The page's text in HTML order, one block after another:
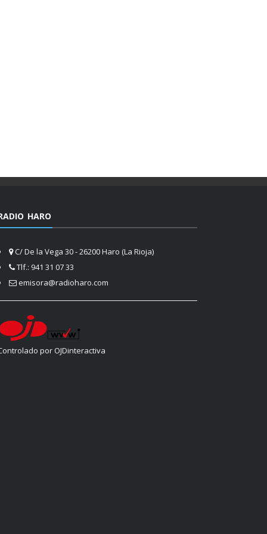
HARO
C/ De la Vega 30 - 26200 Haro (La Rioja)
Tlf.: 941 31 07 33
emisora@radioharo.com
por OJDinteractiva